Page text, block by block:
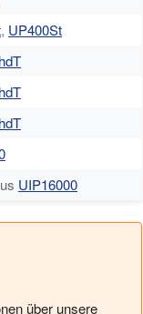
, UP400St
UIP16000
über unsere